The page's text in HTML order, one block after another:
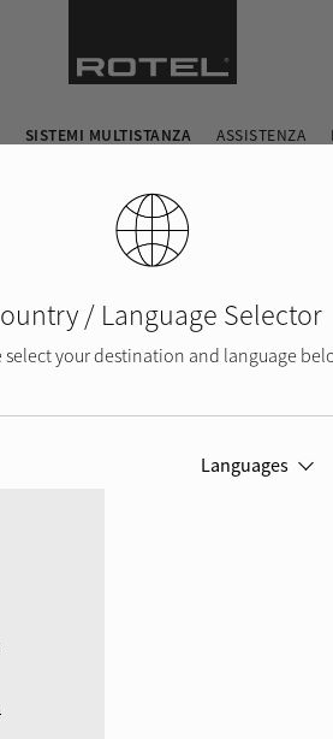
SISTEMI MULTISTANZA ASSISTENZA
/ Language Selector
select your destination and language
Languages